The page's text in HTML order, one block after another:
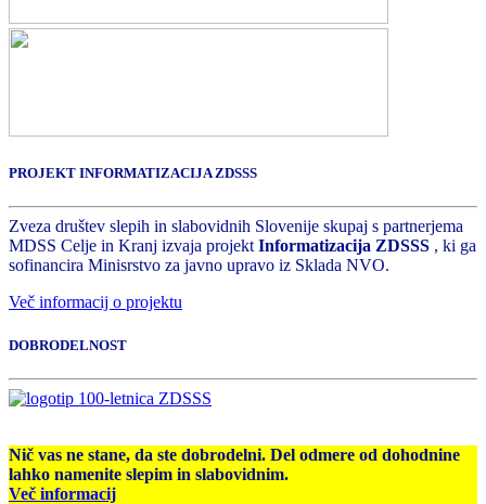
PROJEKT INFORMATIZACIJA ZDSSS
Zveza društev slepih in slabovidnih Slovenije skupaj s partnerjema
MDSS Celje in Kranj izvaja projektInformatizacija ZDSSS , ki ga
sofinancira Minisrstvo za javno upravo iz Sklada NVO.
Več informacij o projektu
DOBRODELNOST
Nič vas ne stane, da ste dobrodelni. Del odmere od dohodnine
lahko namenite slepim in slabovidnim.
Več informacij